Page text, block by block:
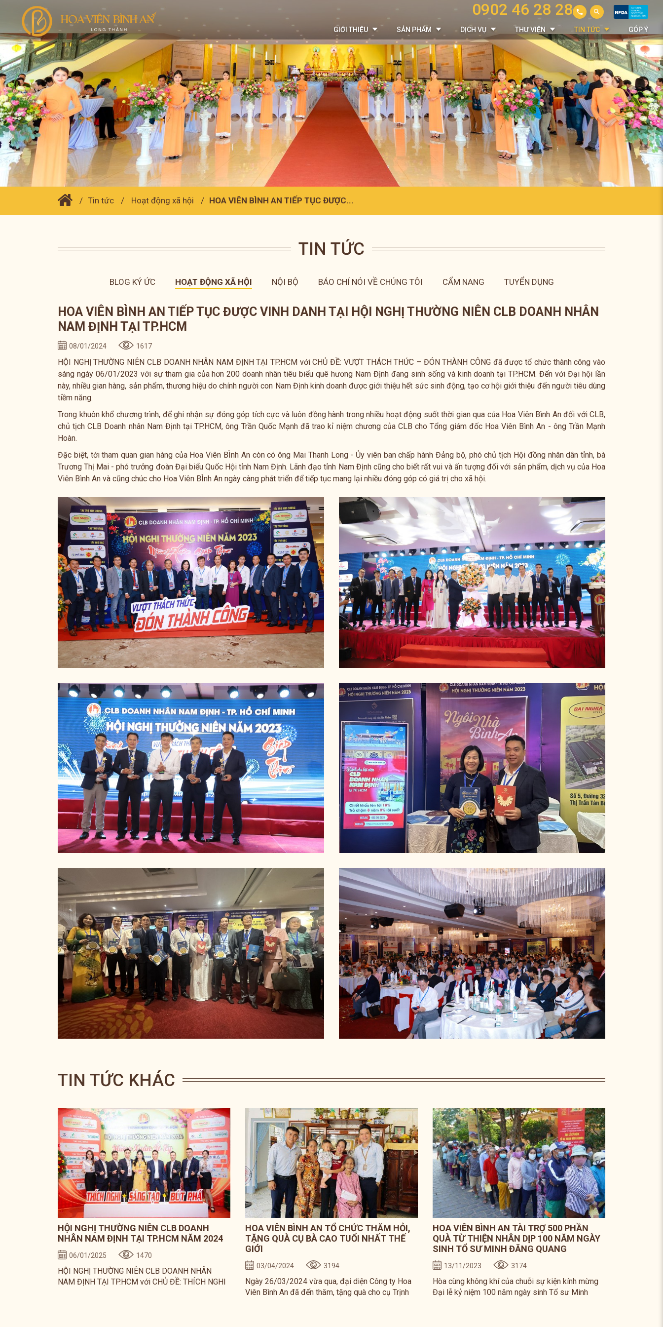
0902 46 28 28
GIỚI THIỆU SẢN PHẨM DỊCH VỤ THƯ VIỆN TIN TỨC GÓP Ý
Tin tức Hoạt động xã hội HOA VIÊN BÌNH AN TIẾP TỤC ĐƯỢC...
TIN TỨC
BLOG KÝ ỨC HOẠT ĐỘNG XÃ HỘI NỘI BỘ BÁO CHÍ NÓI VỀ CHÚNG TÔI CẨM NANG TUYỂN DỤNG
HOA VIÊN BÌNH AN TIẾP TỤC ĐƯỢC VINH DANH TẠI HỘI NGHỊ THƯỜNG NIÊN CLB DOANH NHÂN
NAM ĐỊNH TẠI TP.HCM
08/01/2024 1617
HỘI NGHỊ THƯỜNG NIÊN CLB DOANH NHÂN NAM ĐỊNH TẠI TP.HCM với CHỦ ĐỀ: VƯỢT THÁCH THỨC – ĐÓN THÀNH CÔNG đã được tổ chức thành công vào
sáng ngày 06/01/2023 với sự tham gia của hơn 200 doanh nhân tiêu biểu quê hương Nam Định đang sinh sống và kinh doanh tại TP.HCM. Đến với Đại hội lần
này, nhiều gian hàng, sản phẩm, thương hiệu do chính người con Nam Định kinh doanh được giới thiệu hết sức sinh động, tạo cơ hội giới thiệu đến người tiêu dùng
tiềm năng.
Trong khuôn khổ chương trình, để ghi nhận sự đóng góp tích cực và luôn đồng hành trong nhiều hoạt động suốt thời gian qua của Hoa Viên Bình An đối với CLB,
chủ tịch CLB Doanh nhân Nam Định tại TP.HCM, ông Trần Quốc Mạnh đã trao kỉ niệm chương của CLB cho Tổng giám đốc Hoa Viên Bình An - ông Trần Mạnh
Hoàn.
Đặc biệt, tới tham quan gian hàng của Hoa Viên BÌnh An còn có ông Mai Thanh Long - Ủy viên ban chấp hành Đảng bộ, phó chủ tịch Hội đồng nhân dân tỉnh, bà
Trương Thị Mai - phó trưởng đoàn Đại biểu Quốc Hội tỉnh Nam Định. Lãnh đạo tỉnh Nam Định cũng cho biết rất vui và ấn tượng đối với sản phẩm, dịch vụ của Hoa
Viên Bình An và cũng chúc cho Hoa Viên BÌnh An ngày càng phát triển để tiếp tục mang lại nhiều đóng góp có giá trị cho xã hội.
TIN TỨC KHÁC
HỘI NGHỊ THƯỜNG NIÊN CLB DOANH
NHÂN NAM ĐỊNH TẠI TP.HCM NĂM 2024
06/01/2025 1470
HỘI NGHỊ THƯỜNG NIÊN CLB DOANH NHÂN
NAM ĐỊNH TẠI TP.HCM với CHỦ ĐỀ: THÍCH NGHI
HOA VIÊN BÌNH AN TỔ CHỨC THĂM HỎI,
TẶNG QUÀ CỤ BÀ CAO TUỔI NHẤT THẾ
GIỚI
03/04/2024 3194
Ngày 26/03/2024 vừa qua, đại diện Công ty Hoa
Viên Bình An đã đến thăm, tặng quà cho cụ Trịnh
HOA VIÊN BÌNH AN TÀI TRỢ 500 PHẦN
QUÀ TỪ THIỆN NHÂN DỊP 100 NĂM NGÀY
SINH TỔ SƯ MINH ĐĂNG QUANG
13/11/2023 3174
Hòa cùng không khí của chuỗi sự kiện kính mừng
Đại lễ kỷ niệm 100 năm ngày sinh Tổ sư Minh